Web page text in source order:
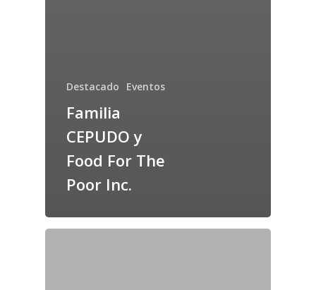
Destacado Eventos
Familia
CEPUDO y
Food For The
Poor Inc.